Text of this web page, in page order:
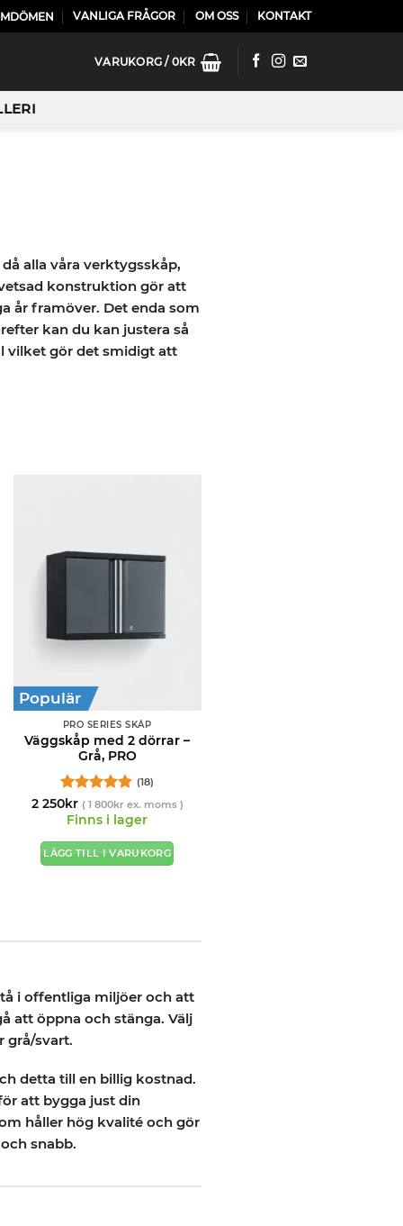
VANLIGA FRÅGOR OM OSS KONTAKT
VARUKORG / 0KR
alla våra verktygsskåp,
konstruktion gör att
år framöver. Det enda som
kan du kan justera så
vilket gör det smidigt att
Populär
PRO SERIES SKÅP
Väggskåp med 2 dörrar –
Grå, PRO
Betygsatt
4.89av 5
(18)
2 250kr ( 1 800krex. moms )
Finns i lager
LÄGG TILL I VARUKORG
i offentliga miljöer och att
att öppna och stänga. Välj
grå/svart.
detta till en billig kostnad.
att bygga just din
håller hög kvalité och gör
snabb.